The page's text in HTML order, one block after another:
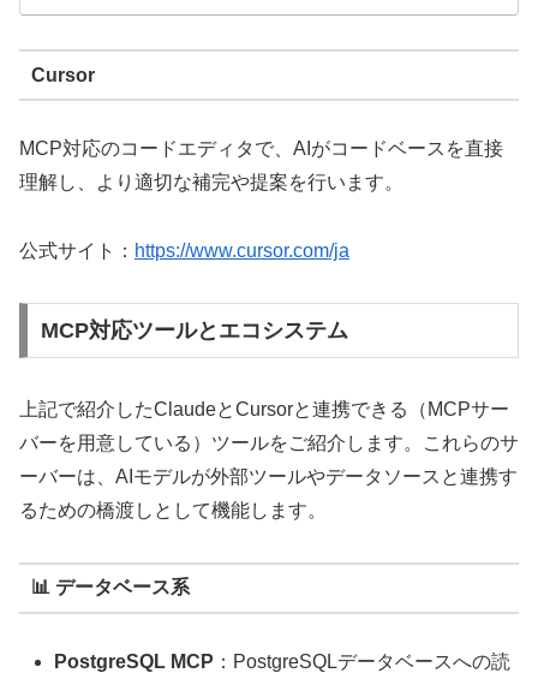
Cursor
MCP対応のコードエディタで、AIがコードベースを直接
理解し、より適切な補完や提案を行います。
公式サイト： https://www.cursor.com/ja
MCP対応ツールとエコシステム
上記で紹介したClaudeとCursorと連携できる（MCPサー
バーを用意している）ツールをご紹介します。これらのサ
ーバーは、AIモデルが外部ツールやデータソースと連携す
るための橋渡しとして機能します。
📊 データベース系
PostgreSQL MCP ：PostgreSQLデータベースへの読